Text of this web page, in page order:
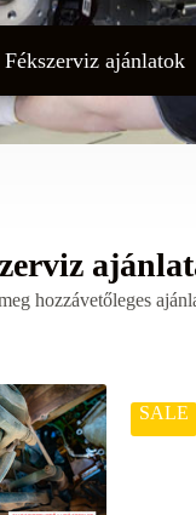
Fékszerviz ajánlatok
hozzávetőleges
SALE